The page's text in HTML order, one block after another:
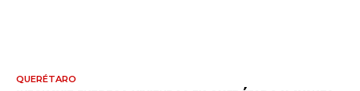
QUERÉTARO